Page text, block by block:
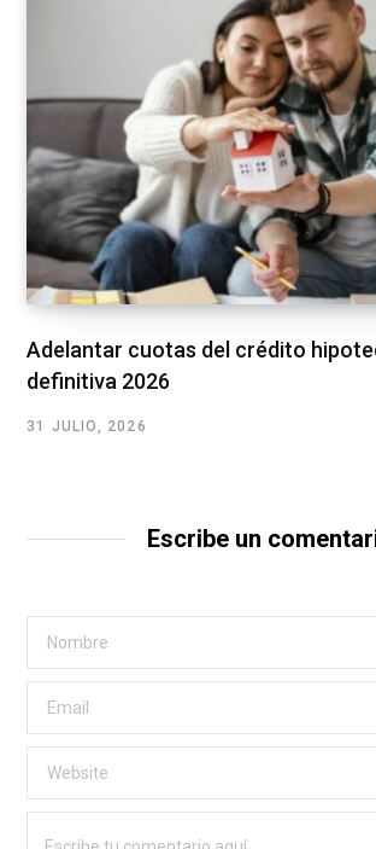
Adelantar cuotas del crédito
definitiva 2026
31 JULIO, 2026
Escribe un